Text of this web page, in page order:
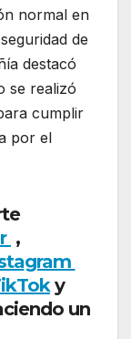
normal en
de
destacó
se realizó
cumplir
por el
,
gram
y
un